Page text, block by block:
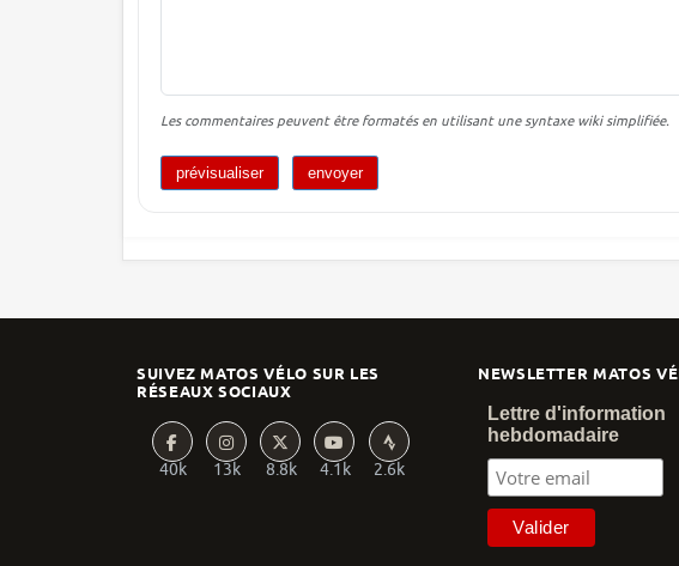
Les commentaires peuvent être formatés en utilisant une syntaxe wiki simplifiée.
NEWSLETTER MATOS
Lettre d'information
hebdomadaire
SUIVEZ MATOS VÉLO SUR LES
RÉSEAUX SOCIAUX
40k 13k 8.8k 4.1k 2.6k